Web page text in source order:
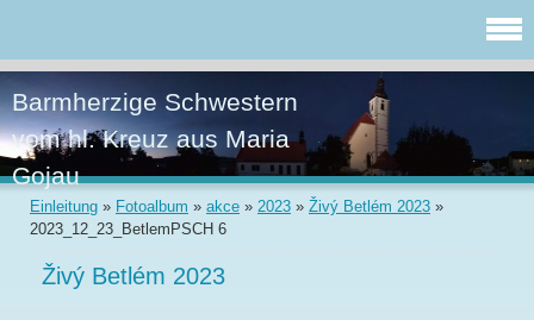
Barmherzige Schwestern
vom hl. Kreuz aus Maria
Gojau
Einleitung » Fotoalbum » akce » 2023 » Živý Betlém 2023 »
2023_12_23_BetlemPSCH 6
Živý Betlém 2023